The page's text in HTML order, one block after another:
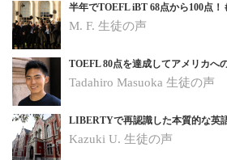
半年でTOEFL iBT 68点から100点！
M. F. 生徒の声
TOEFL 80点を達成してアメリカへ
Tadahiro Masuoka 生徒の声
LIBERTYで再認識した本質的な英
Kazuki U. 生徒の声